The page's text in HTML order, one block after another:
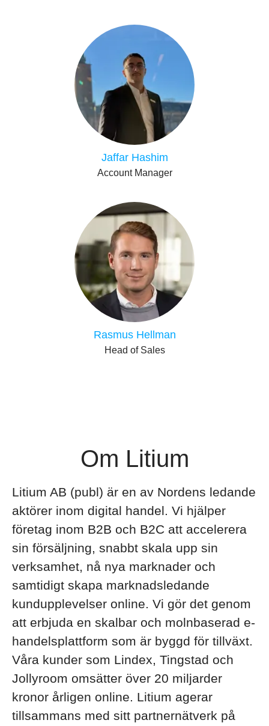
Jaffar Hashim
Account Manager
Rasmus Hellman
Head of Sales
Om Litium
Litium AB (publ) är en av Nordens ledande
aktörer inom digital handel. Vi hjälper
företag inom B2B och B2C att accelerera
sin försäljning, snabbt skala upp sin
verksamhet, nå nya marknader och
samtidigt skapa marknadsledande
kundupplevelser online. Vi gör det genom
att erbjuda en skalbar och molnbaserad e-
handelsplattform som är byggd för tillväxt.
Våra kunder som Lindex, Tingstad och
Jollyroom omsätter över 20 miljarder
kronor årligen online. Litium agerar
tillsammans med sitt partnernätverk på